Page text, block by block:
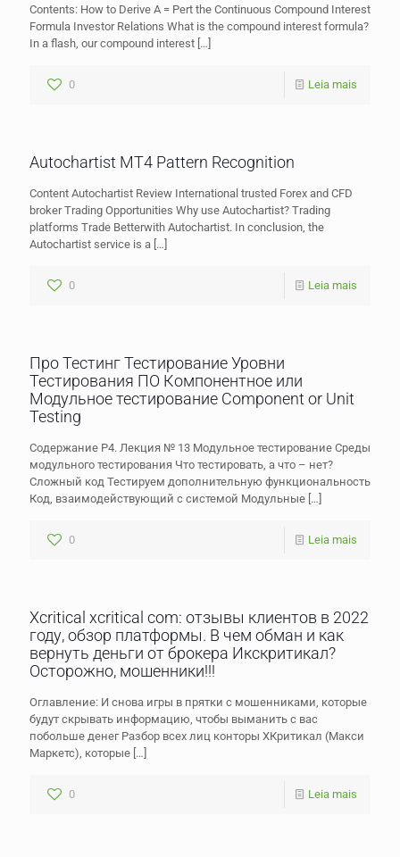
Contents: How to Derive A = Pert the Continuous Compound Interest
Formula Investor Relations What is the compound interest formula?
In a flash, our compound interest […]
0 Leia mais
Autochartist MT4 Pattern Recognition
Content Autochartist Review International trusted Forex and CFD
broker Trading Opportunities Why use Autochartist? Trading
platforms Trade Betterwith Autochartist. In conclusion, the
Autochartist service is a […]
0 Leia mais
Про Тестинг Тестирование Уровни
Тестирования ПО Компонентное или
Модульное тестирование Component or Unit
Testing
Содержание P4. Лекция № 13 Модульное тестирование Среды
модульного тестирования Что тестировать, а что – нет?
Сложный код Тестируем дополнительную функциональность
Код, взаимодействующий с системой Модульные […]
0 Leia mais
Xcritical xcritical com: отзывы клиентов в 2022
году, обзор платформы. В чем обман и как
вернуть деньги от брокера Икскритикал?
Осторожно, мошенники!!!
Оглавление: И снова игры в прятки с мошенниками, которые
будут скрывать информацию, чтобы выманить с вас
побольше денег Разбор всех лиц конторы ХКритикал (Макси
Маркетс), которые […]
0 Leia mais